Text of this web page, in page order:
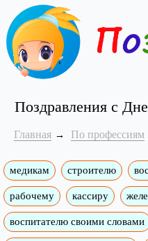
Поздравления с
Главная По профессиям
медикам строителю
рабочему кассиру
воспитателю своими словами